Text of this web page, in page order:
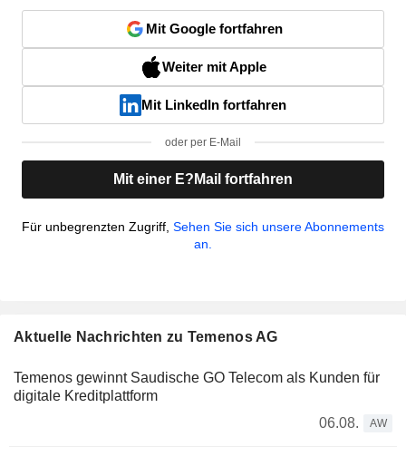
Mit Google fortfahren
Weiter mit Apple
Mit LinkedIn fortfahren
oder per E-Mail
Mit einer E?Mail fortfahren
Für unbegrenzten Zugriff, Sehen Sie sich unsere Abonnements
an.
Aktuelle Nachrichten zu Temenos AG
Temenos gewinnt Saudische GO Telecom als Kunden für
digitale Kreditplattform
06.08.
AW